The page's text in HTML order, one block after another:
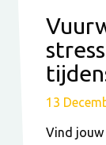
13
Vind jouw